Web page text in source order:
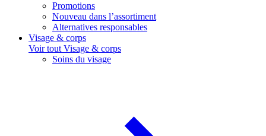
Promotions
Nouveau dans l’assortiment
Alternatives responsables
Visage & corps
Voir tout Visage & corps
Soins du visage